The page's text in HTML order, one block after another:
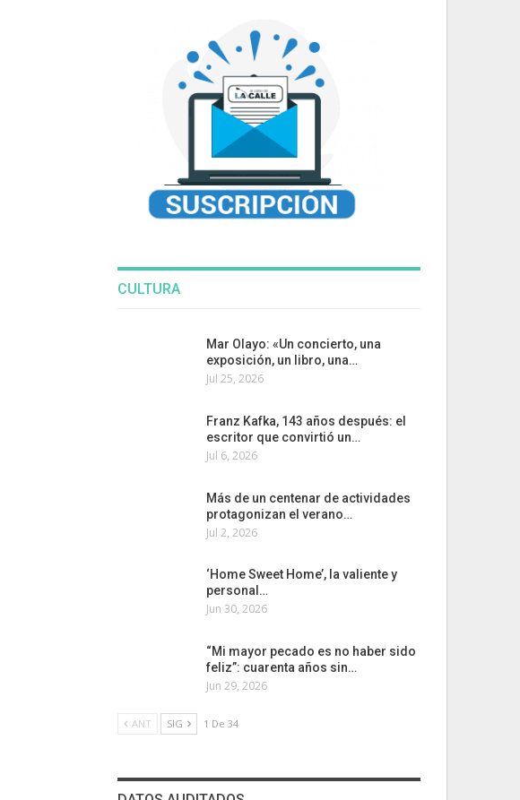
CULTURA
Mar Olayo: «Un concierto, una
exposición, un libro, una…
Jul 25, 2026
Franz Kafka, 143 años después: el
escritor que convirtió un…
Jul 6, 2026
Más de un centenar de actividades
protagonizan el verano…
Jul 2, 2026
‘Home Sweet Home’, la valiente y
personal…
Jun 30, 2026
“Mi mayor pecado es no haber sido
feliz”: cuarenta años sin…
Jun 29, 2026
ANT SIG 1 De 34